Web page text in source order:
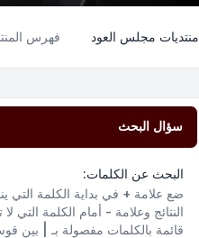
منتديات مجلس العود فهرس
سؤال البحث
البحث عن الكلمات:
ضع علامة + في بداية الكلمة
النتائج وعلامة - أمام الكلمة التي
قائمة بالكلمات مفصولة بـ
بين